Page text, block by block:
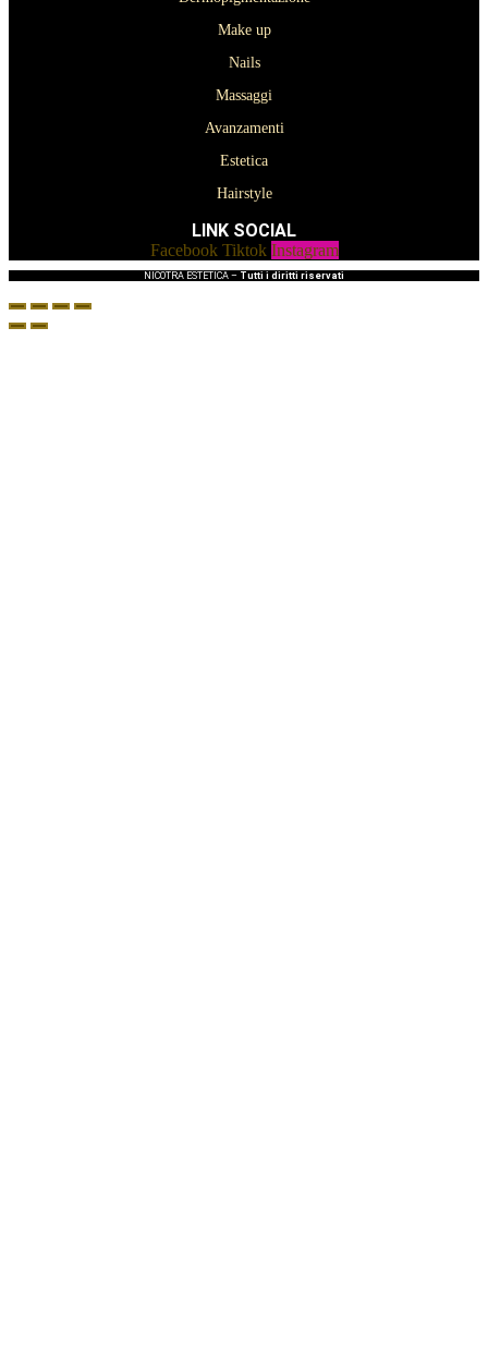
Make up
Nails
Massaggi
Avanzamenti
Estetica
Hairstyle
LINK SOCIAL
Facebook Tiktok Instagram
NICOTRA ESTETICA – Tutti i diritti riservati